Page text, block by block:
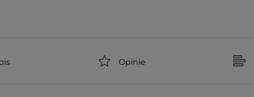
Opinie